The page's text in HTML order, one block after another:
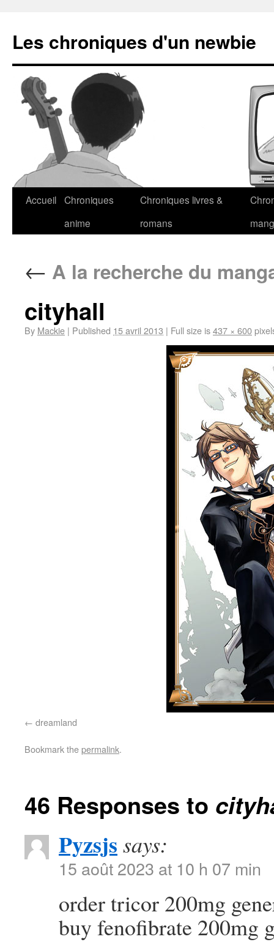
Les chroniques d'un newbie
Accueil Chroniques
anime
Chroniques livres &
romans
← A la recherche du
cityhall
By Mackie | Published 15 avril 2013 | Full size is437 × 600
dreamland
Bookmark thepermalink.
46 Responses to
Pyzsjs says:
15 août 2023 at 10 h 07 min
order tricor 200mg
buy fenofibrate 200mg